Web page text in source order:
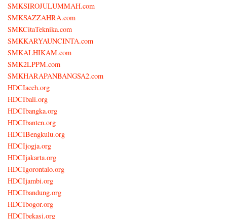
SMKSIROJULUMMAH.com
SMKSAZZAHRA.com
SMKCitaTeknika.com
SMKKARYAUNCINTA.com
SMKALHIKAM.com
SMK2LPPM.com
SMKHARAPANBANGSA2.com
HDCIaceh.org
HDCIbali.org
HDCIbangka.org
HDCIbanten.org
HDCIBengkulu.org
HDCIjogja.org
HDCIjakarta.org
HDCIgorontalo.org
HDCIjambi.org
HDCIbandung.org
HDCIbogor.org
HDCIbekasi.org